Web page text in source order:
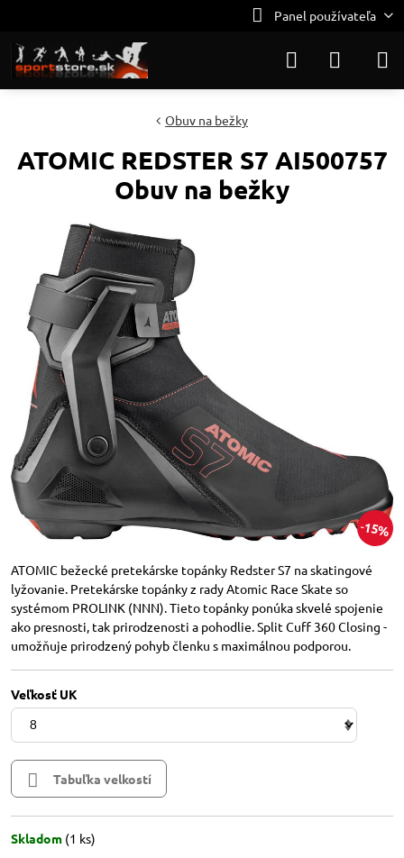
Panel používateľa
15%
Obuv na bežky
ATOMIC REDSTER S7 AI500757
Obuv na bežky
ATOMIC bežecké pretekárske topánky Redster S7 na skatingové
lyžovanie. Pretekárske topánky z rady Atomic Race Skate so
systémom PROLINK (NNN). Tieto topánky ponúka skvelé spojenie
ako presnosti, tak prirodzenosti a pohodlie. Split Cuff 360 Closing -
umožňuje prirodzený pohyb členku s maximálnou podporou.
Veľkosť UK
Tabuľka velkostí
Skladom (1 ks)